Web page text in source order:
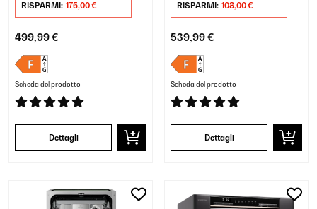
RISPARMI: 175,00 €
499,99 €
Scheda del prodotto
Dettagli
RISPARMI: 108,00 €
539,99 €
Scheda del prodotto
Dettagli